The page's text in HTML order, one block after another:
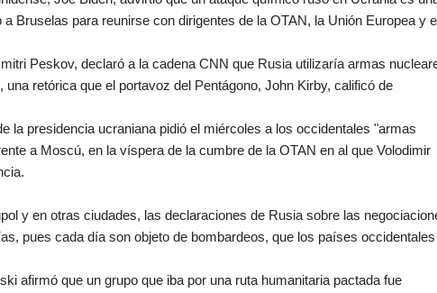
Bruselas para reunirse con dirigentes de la OTAN, la Unión Europea y
Peskov, declaró a la cadena CNN que Rusia utilizaría armas
retórica que el portavoz del Pentágono, John Kirby, calificó de
la presidencia ucraniana pidió el miércoles a los occidentales "armas
a Moscú, en la víspera de la cumbre de la OTAN en al que Volodimir
y en otras ciudades, las declaraciones de Rusia sobre las
pues cada día son objeto de bombardeos, que los países occidentales
afirmó que un grupo que iba por una ruta humanitaria pactada fue